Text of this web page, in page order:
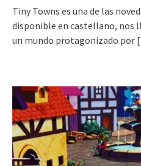
Tiny Towns es una de las
disponible en castellano, nos
un mundo protagonizado por